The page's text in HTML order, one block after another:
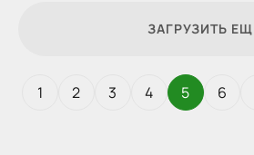
ЗАГРУЗИТЬ
1 2 3 4 5 6